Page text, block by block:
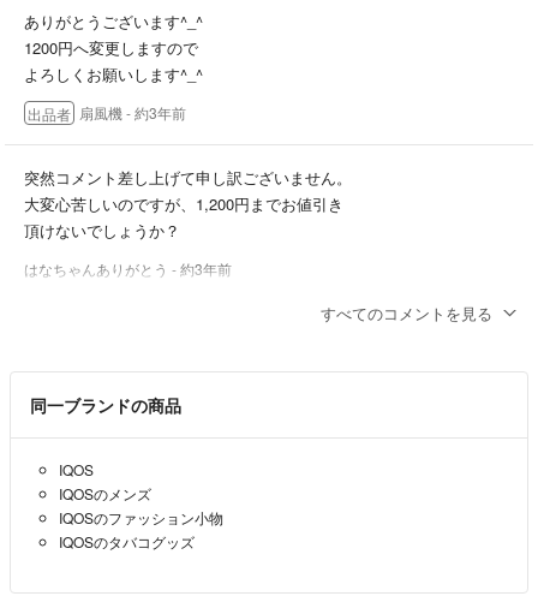
ありがとうございます^_^
1200円へ変更しますので
よろしくお願いします^_^
出品者 扇風機- 約3年前
突然コメント差し上げて申し訳ございません。
大変心苦しいのですが、1,200円までお値引き
頂けないでしょうか？
はなちゃんありがとう - 約3年前
出品者 扇風機- 約3年前
わかりましたー！
もんきー- 約3年前
ありがとうございます^_^
全て1〜2年くらいです^_^
すべてのコメントを見る
同一ブランドの商品
IQOS
IQOSのメンズ
IQOSのファッション小物
IQOSのタバコグッズ